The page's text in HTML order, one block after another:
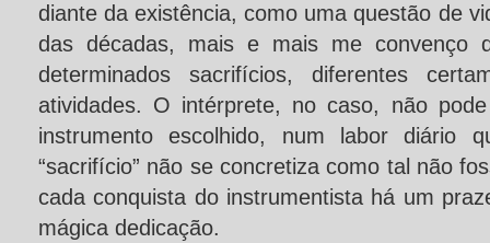
diante da existência, como uma questão de
das décadas, mais e mais me convenço
determinados sacrifícios, diferentes
atividades. O intérprete, no caso, não
instrumento escolhido, num labor diário
“sacrifício” não se concretiza como tal não
cada conquista do instrumentista há um
mágica dedicação.